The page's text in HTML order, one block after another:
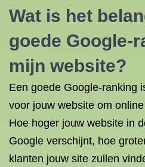
Wat is het
goede Google-
mijn website?
Een goede Google-ranking
voor jouw website om
Hoe hoger jouw website in
Google verschijnt, hoe
klanten jouw site zullen